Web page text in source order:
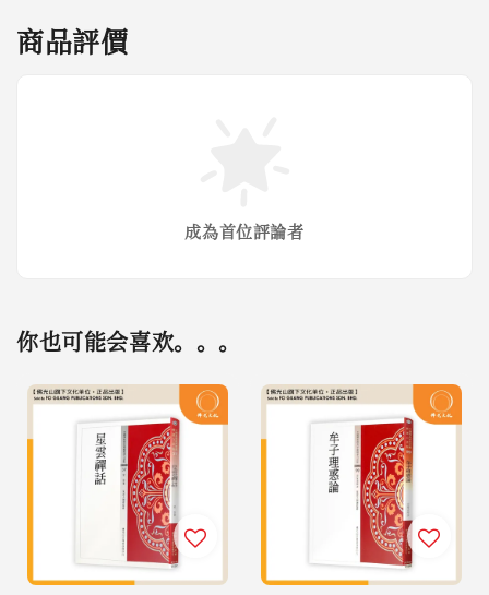
商品評價
成為首位評論者
你也可能会喜欢。。。